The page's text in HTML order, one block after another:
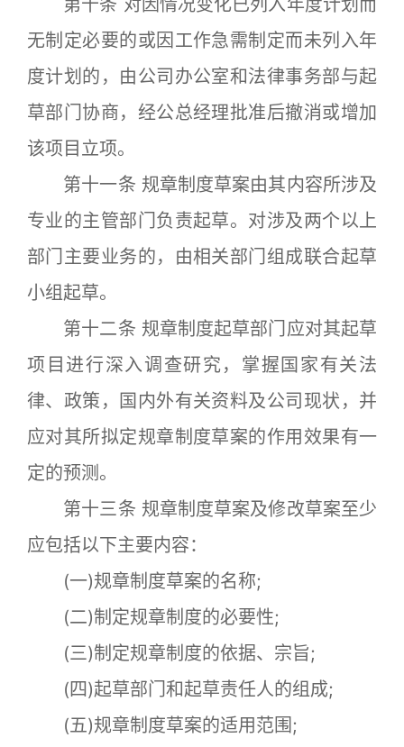
第十条 对因情况变化已列入年度计划而
无制定必要的或因工作急需制定而未列入年
度计划的，由公司办公室和法律事务部与起
草部门协商，经公总经理批准后撤消或增加
该项目立项。
第十一条 规章制度草案由其内容所涉及
专业的主管部门负责起草。对涉及两个以上
部门主要业务的，由相关部门组成联合起草
小组起草。
第十二条 规章制度起草部门应对其起草
项目进行深入调查研究，掌握国家有关法
律、政策，国内外有关资料及公司现状，并
应对其所拟定规章制度草案的作用效果有一
定的预测。
第十三条 规章制度草案及修改草案至少
应包括以下主要内容：
(一)规章制度草案的名称;
(二)制定规章制度的必要性;
(三)制定规章制度的依据、宗旨;
(四)起草部门和起草责任人的组成;
(五)规章制度草案的适用范围;